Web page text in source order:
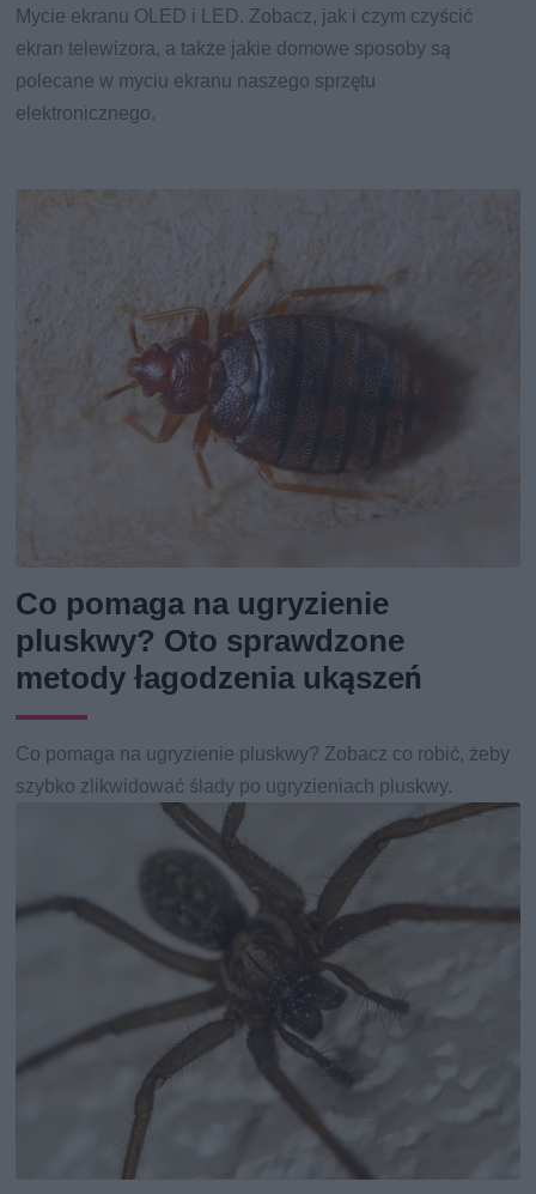
Mycie ekranu OLED i LED. Zobacz, jak i czym czyścić
ekran telewizora, a także jakie domowe sposoby są
polecane w myciu ekranu naszego sprzętu
elektronicznego.
Co pomaga na ugryzienie
pluskwy? Oto sprawdzone
metody łagodzenia ukąszeń
Co pomaga na ugryzienie pluskwy? Zobacz co robić, żeby
szybko zlikwidować ślady po ugryzieniach pluskwy.